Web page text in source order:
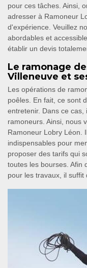
pour ces tâches. Ainsi,
adresser à Ramoneur
d'expérience. Veuillez
abordables et
établir un devis
Le ramonage
Villeneuve et
Les opérations de
poêles. En fait, ce sont
entretenir. Dans ce
ramoneurs. Ainsi, nous
Ramoneur Lobry Léon.
indispensables pour
proposer des tarifs qui
toutes les bourses. Afin
pour les travaux, il suffit